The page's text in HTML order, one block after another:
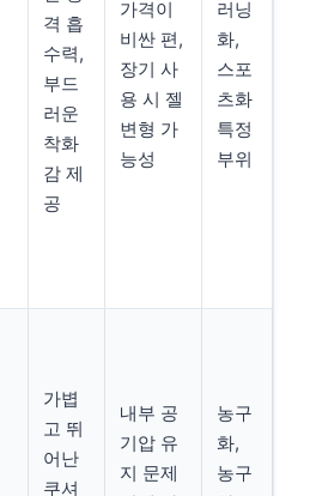
격 흡
수력,
부드
러운
착화
감 제
공
가격이
비싼 편,
장기 사
용 시 젤
변형 가
능성
러닝
화,
스포
츠화
특정
부위
가볍
고 뛰
어난
쿠셔
내부 공
기압 유
지 문제
농구
화,
농구